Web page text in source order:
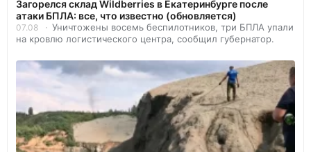
Загорелся склад Wildberries в Екатеринбурге после
атаки БПЛА: все, что известно (обновляется)
07.08
Уничтожены восемь беспилотников, три БПЛА упали
на кровлю логистического центра, сообщил губернатор.